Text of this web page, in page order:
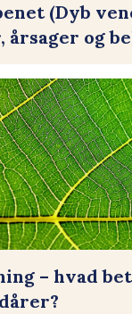
(Dyb
årsager og
– hvad